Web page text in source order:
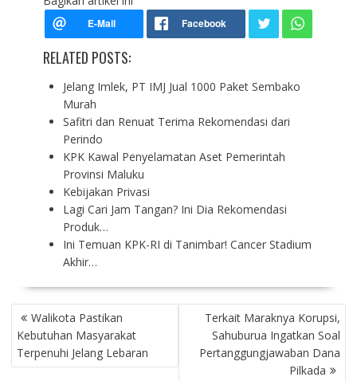
RELATED POSTS:
Jelang Imlek, PT IMJ Jual 1000 Paket Sembako
Murah
Safitri dan Renuat Terima Rekomendasi dari
Perindo
KPK Kawal Penyelamatan Aset Pemerintah
Provinsi Maluku
Kebijakan Privasi
Lagi Cari Jam Tangan? Ini Dia Rekomendasi
Produk…
Ini Temuan KPK-RI di Tanimbar! Cancer Stadium
Akhir…
P
O
S
T
Walikota Pastikan
Kebutuhan Masyarakat
Terpenuhi Jelang Lebaran
Terkait Maraknya Korupsi,
Sahuburua Ingatkan Soal
Pertanggungjawaban Dana
Pilkada